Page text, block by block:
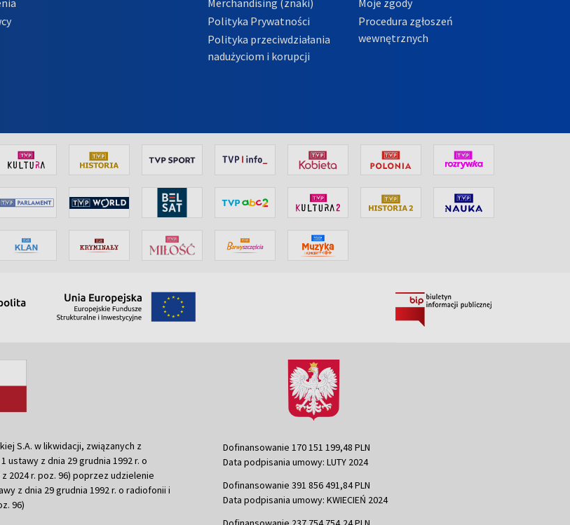
Polityka Prywatności
Polityka przeciwdziałania
nadużyciom i korupcji
Procedura zgłoszeń
wewnętrznych
S.A. w likwidacji, związanych z
ustawy z dnia 29 grudnia 1992 r. o
2024 r. poz. 96) poprzez udzielenie
z dnia 29 grudnia 1992 r. o radiofonii i
96)
Dofinansowanie 170 151 199,48 PLN
Data podpisania umowy: LUTY 2024
Dofinansowanie 391 856 491,84 PLN
Data podpisania umowy: KWIECIEŃ 2024